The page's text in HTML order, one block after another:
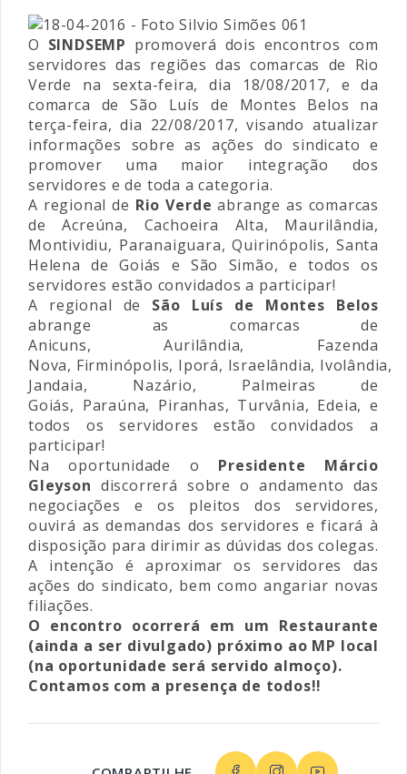
O SINDSEMP promoverá dois encontros com
servidores das regiões das comarcas de Rio
Verde na sexta-feira, dia 18/08/2017, e da
comarca de São Luís de Montes Belos na
terça-feira, dia 22/08/2017, visando atualizar
informações sobre as ações do sindicato e
promover uma maior integração dos
servidores e de toda a categoria.
A regional de Rio Verde abrange as comarcas
de Acreúna, Cachoeira Alta, Maurilândia,
Montividiu, Paranaiguara, Quirinópolis, Santa
Helena de Goiás e São Simão, e todos os
servidores estão convidados a participar!
A regional de São Luís de Montes Belos
abrange as comarcas de
Anicuns, Aurilândia, Fazenda
Nova, Firminópolis, Iporá, Israelândia, Ivolândia,
Jandaia, Nazário, Palmeiras de
Goiás, Paraúna, Piranhas, Turvânia, Edeia, e
todos os servidores estão convidados a
participar!
Na oportunidade o Presidente Márcio
Gleyson discorrerá sobre o andamento das
negociações e os pleitos dos servidores,
ouvirá as demandas dos servidores e ficará à
disposição para dirimir as dúvidas dos colegas.
A intenção é aproximar os servidores das
ações do sindicato, bem como angariar novas
filiações.
O encontro ocorrerá em um Restaurante
(ainda a ser divulgado) próximo ao MP local
(na oportunidade será servido almoço).
Contamos com a presença de todos!!